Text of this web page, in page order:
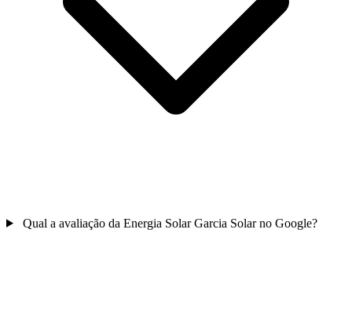
Qual a avaliação da Energia Solar Garcia Solar no Google?